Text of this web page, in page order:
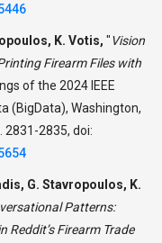
K. Votis, "Vision
Firearm Files with
of the 2024 IEEE
(BigData), Washington,
2831-2835, doi:
G. Stavropoulos, K.
Patterns:
Firearm Trade